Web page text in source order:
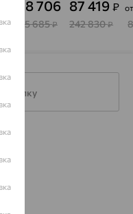
БРИЛЛИАНТЫ
КОСТРОМЫ
118 706 ₽
395 685₽
Brilliant
Style
87 419 ₽
242 830₽